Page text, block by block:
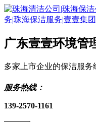
广东壹壹环境管
多家上市企业的保洁服
服务热线：
139-2570-1161